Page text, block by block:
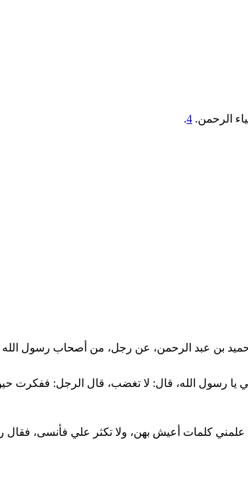
الرحمن. 4
.
بن عبد الرحمن، عن رجل، من أصحاب رسول
رسول الله، قال: لا تغضب، قال الرجل: ففكرت
كلمات أعيش بهن، ‌ولا ‌تكثر ‌علي ‌فأنسى،